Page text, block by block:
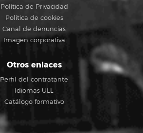
Política de Privacidad
Política de cookies
Canal de denuncias
Imagen corporativa
Otros enlaces
Perfil del contratante
Idiomas ULL
Catálogo formativo